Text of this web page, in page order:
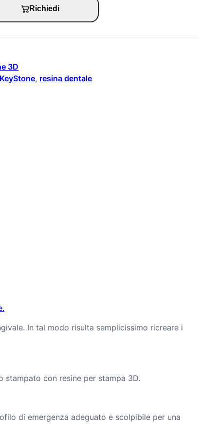
Richiedi
3D
KeyStone, resina dentale
In tal modo risulta semplicissimo ricreare i
con resine per stampa 3D.
di emergenza adeguato e scolpibile per una